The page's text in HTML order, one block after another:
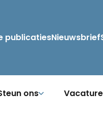
publicatiesNieuwsbrief
ons